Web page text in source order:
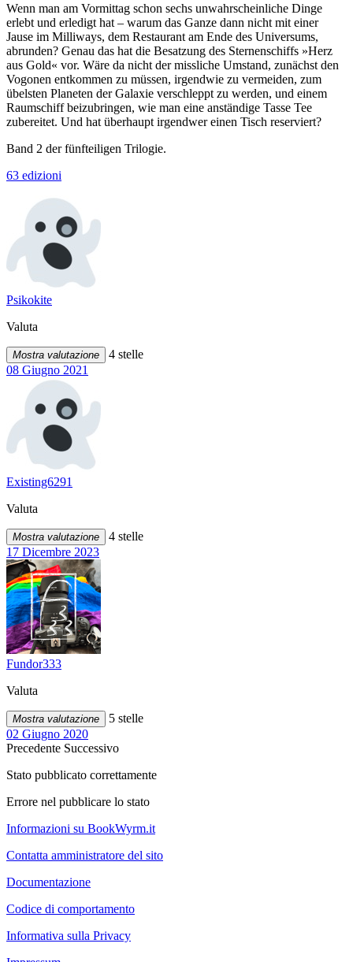
Wenn man am Vormittag schon sechs unwahrscheinliche Dinge
erlebt und erledigt hat – warum das Ganze dann nicht mit einer
Jause im Milliways, dem Restaurant am Ende des Universums,
abrunden? Genau das hat die Besatzung des Sternenschiffs »Herz
aus Gold« vor. Wäre da nicht der missliche Umstand, zunächst den
Vogonen entkommen zu müssen, irgendwie zu vermeiden, zum
übelsten Planeten der Galaxie verschleppt zu werden, und einem
Raumschiff beizubringen, wie man eine anständige Tasse Tee
zubereitet. Und hat überhaupt irgendwer einen Tisch reserviert?
Band 2 der fünfteiligen Trilogie.
63 edizioni
Psikokite
Valuta
Mostra valutazione
4 stelle
08 Giugno 2021
Existing6291
Valuta
Mostra valutazione
4 stelle
17 Dicembre 2023
Fundor333
Valuta
Mostra valutazione
5 stelle
02 Giugno 2020
Precedente Successivo
Stato pubblicato correttamente
Errore nel pubblicare lo stato
Informazioni su BookWyrm.it
Contatta amministratore del sito
Documentazione
Codice di comportamento
Informativa sulla Privacy